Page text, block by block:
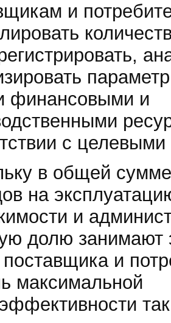
и
финансовыми и
с
в общей
на
и
долю занимают
и
максимальной